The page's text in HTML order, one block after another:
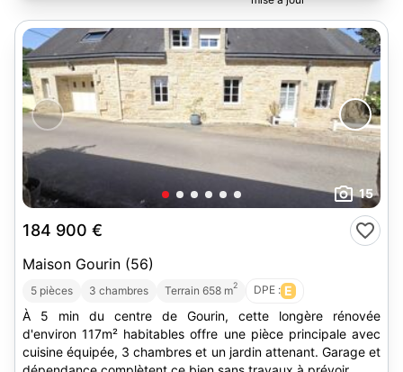
15
184 900 €
Maison Gourin (56)
5 pièces 3 chambres Terrain 658 m2 DPE : E
À 5 min du centre de Gourin, cette longère rénovée
d'environ 117m² habitables offre une pièce principale avec
cuisine équipée, 3 chambres et un jardin attenant. Garage et